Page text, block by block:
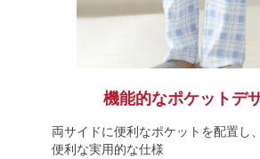
機能的なポケットデ
両サイドに便利なポケットを配置し
便利な実用的な仕様